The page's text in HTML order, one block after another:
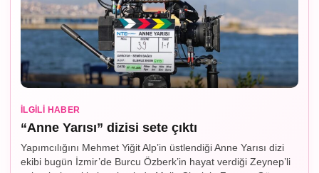
İLGILI HABER
“Anne Yarısı” dizisi sete çıktı
Yapımcılığını Mehmet Yiğit Alp’in üstlendiği Anne Yarısı dizi
ekibi bugün İzmir’de Burcu Özberk’in hayat verdiği Zeynep’li